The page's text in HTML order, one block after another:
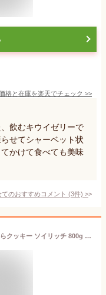
格と在庫を楽天でチェック >>
飲むキウイゼリーで
せてシャーベット状
かけて食べても美味
てのおすすめコメント (3件) >
今だけクーポン10％off 究極の豆乳おからクッキー ソイリッチ 800g おから100％ グルテンフリー 発酵バター 豆乳 おから クッキー ダイエットクッキー ヘルシースイーツ 蒲屋忠兵衛商店 ビードットラボ ビーラボ